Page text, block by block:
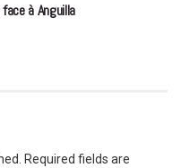
à Anguilla
Required fields are